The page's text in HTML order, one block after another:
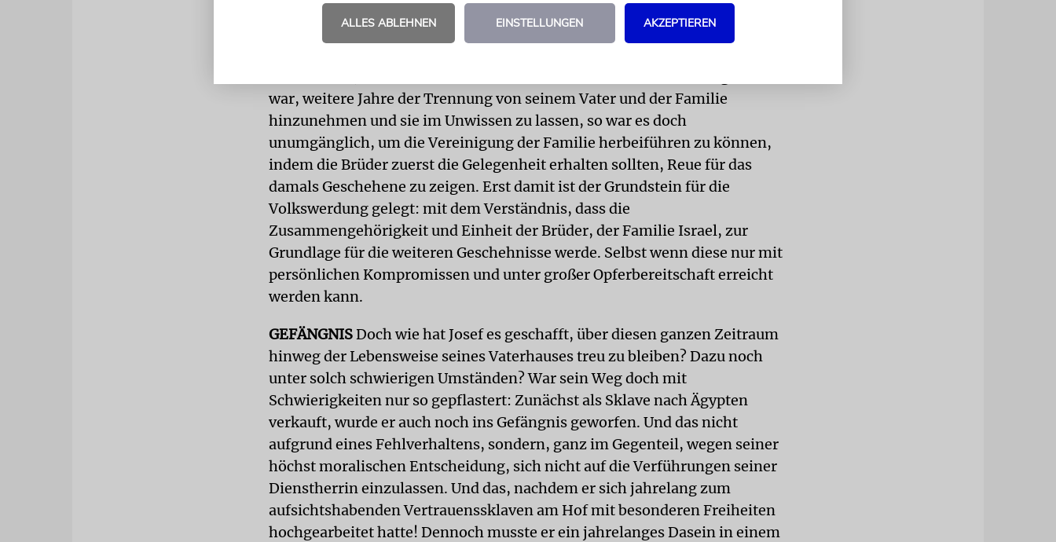
Volkswerdung bestimmte Familie Jisrael würde noch vor ihrer Entstehung
zerbrechen.
war, weitere Jahre der Trennung von seinem Vater und der Familie
hinzunehmen und sie im Unwissen zu lassen, so war es doch
unumgänglich, um die Vereinigung der Familie herbeiführen zu können,
indem die Brüder zuerst die Gelegenheit erhalten sollten, Reue für das
damals Geschehene zu zeigen. Erst damit ist der Grundstein für die
Volkswerdung gelegt: mit dem Verständnis, dass die
Zusammengehörigkeit und Einheit der Brüder, der Familie Israel, zur
Grundlage für die weiteren Geschehnisse werde. Selbst wenn diese nur mit
persönlichen Kompromissen und unter großer Opferbereitschaft erreicht
werden kann.
GEFÄNGNIS Doch wie hat Josef es geschafft, über diesen ganzen Zeitraum
hinweg der Lebensweise seines Vaterhauses treu zu bleiben? Dazu noch
unter solch schwierigen Umständen? War sein Weg doch mit
Schwierigkeiten nur so gepflastert: Zunächst als Sklave nach Ägypten
verkauft, wurde er auch noch ins Gefängnis geworfen. Und das nicht
aufgrund eines Fehlverhaltens, sondern, ganz im Gegenteil, wegen seiner
höchst moralischen Entscheidung, sich nicht auf die Verführungen seiner
Dienstherrin einzulassen. Und das, nachdem er sich jahrelang zum
aufsichtshabenden Vertrauenssklaven am Hof mit besonderen Freiheiten
hochgearbeitet hatte! Dennoch musste er ein jahrelanges Dasein in einem
ALLES ABLEHNEN EINSTELLUNGEN AKZEPTIEREN